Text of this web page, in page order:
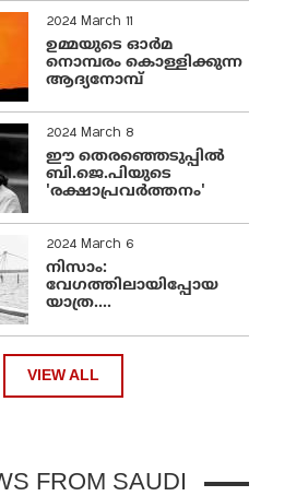
2024 March 11
ഉമ്മയുടെ ഓർമ
നൊമ്പരം കൊള്ളിക്കുന്ന
ആദ്യനോമ്പ്
2024 March 8
ഈ തെരഞ്ഞെടുപ്പില്‍
ബി.ജെ.പിയുടെ
'രക്ഷാപ്രവര്‍ത്തനം'
2024 March 6
നിസാം:
വേഗത്തിലായിപ്പോയ
യാത്ര....
VIEW ALL
FROM SAUDI